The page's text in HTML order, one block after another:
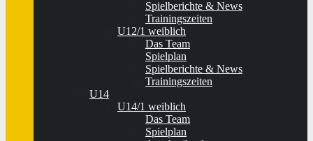
Spielberichte & News
Trainingszeiten
U12/1 weiblich
Das Team
Spielplan
Spielberichte & News
Trainingszeiten
U14
U14/1 weiblich
Das Team
Spielplan